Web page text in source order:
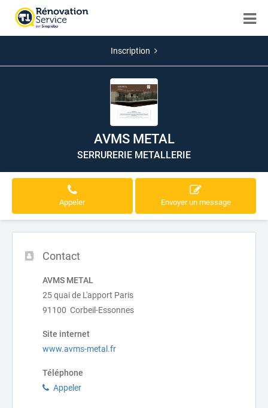
Inscription
AVMS METAL
SERRURERIE METALLERIE
Appeler Envoyer un message
Contact
AVMS METAL
25 quai de L'apport Paris
91100 Corbeil-Essonnes
Site internet
www.avms-metal.fr
Téléphone
Appeler